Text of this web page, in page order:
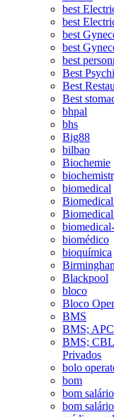
best
best
best
best
best
Best
Best
Best
bhpal
bhs
Big88
bilbao
Biochemie
biomedical
biomédico
bioquímica
Blackpool
bloco
Bloco
BMS
BMS;
BMS;
Privados
bolo
bom
bom salário
bom